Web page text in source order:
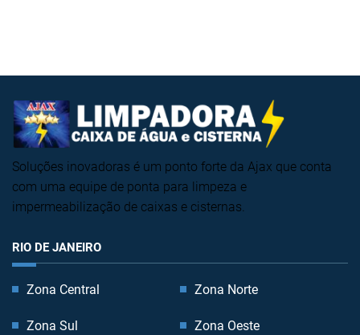
Soluções inovadoras é um ponto forte da Ajax que conta
com uma equipe de ponta para limpeza e
impermeabilização de caixas e cisternas.
RIO DE JANEIRO
Zona Central Zona Norte
Zona Sul Zona Oeste